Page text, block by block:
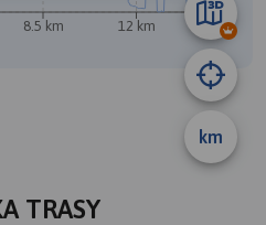
km
8.5 km 12 km 17 km
TRASY